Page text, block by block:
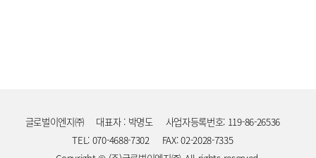
글로벌이엔지㈜ 대표자 : 박명도
사업자등록번호: 119-86-26536
TEL: 070-4688-7302
FAX: 02-2028-7335